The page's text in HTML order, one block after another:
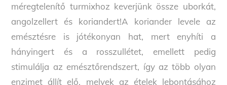
méregtelenítő turmixhoz keverjünk össze uborkát,
angolzellert és koriandert!A koriander levele az
emésztésre is jótékonyan hat, mert enyhíti a
hányingert és a rosszullétet, emellett pedig
stimulálja az emésztőrendszert, így az több olyan
enzimet állít elő, melyek az ételek lebontásához